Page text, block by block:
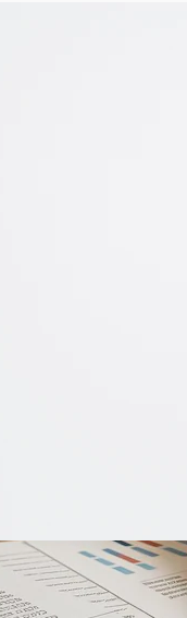
2026Freepik Company S.L.U.